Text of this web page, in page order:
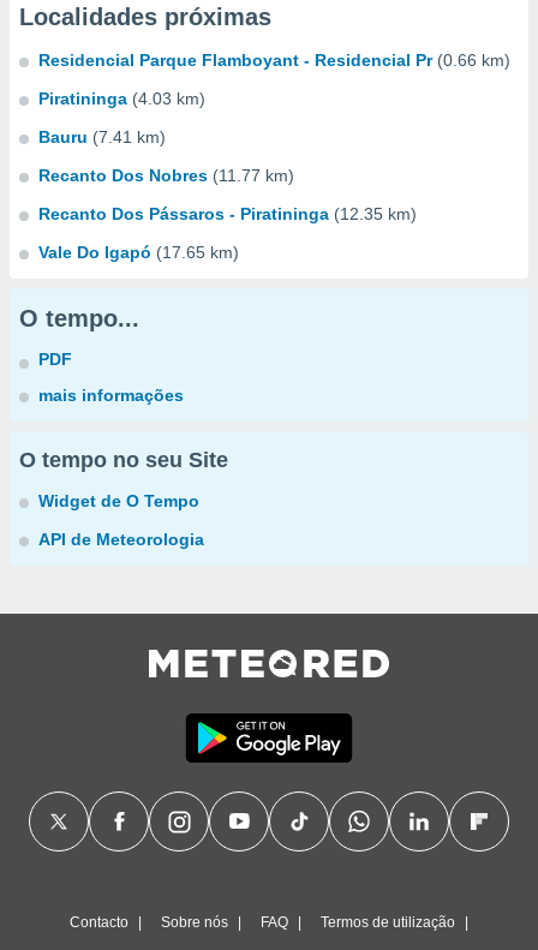
Localidades próximas
Residencial Parque Flamboyant - Residencial Pr (0.66 km)
Piratininga (4.03 km)
Bauru (7.41 km)
Recanto Dos Nobres (11.77 km)
Recanto Dos Pássaros - Piratininga (12.35 km)
Vale Do Igapó (17.65 km)
O tempo...
PDF
mais informações
O tempo no seu Site
Widget de O Tempo
API de Meteorologia
Contacto Sobre nós FAQ Termos de utilização